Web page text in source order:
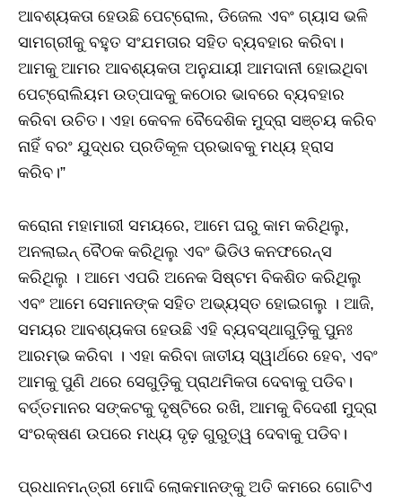
ଆବଶ୍ୟକତା ହେଉଛି ପେଟ୍ରୋଲ, ଡିଜେଲ ଏବଂ ଗ୍ୟାସ ଭଳି
ସାମଗ୍ରୀକୁ ବହୁତ ସଂଯମତାର ସହିତ ବ୍ୟବହାର କରିବା।
ଆମକୁ ଆମର ଆବଶ୍ୟକତା ଅନୁଯାୟୀ ଆମଦାନୀ ହୋଇଥିବା
ପେଟ୍ରୋଲିୟମ ଉତ୍ପାଦକୁ କଠୋର ଭାବରେ ବ୍ୟବହାର
କରିବା ଉଚିତ। ଏହା କେବଳ ବୈଦେଶିକ ମୁଦ୍ରା ସଞ୍ଚୟ କରିବ
ନାହିଁ ବରଂ ଯୁଦ୍ଧର ପ୍ରତିକୂଳ ପ୍ରଭାବକୁ ମଧ୍ୟ ହ୍ରାସ
କରିବ।”
କରୋନା ମହାମାରୀ ସମୟରେ, ଆମେ ଘରୁ କାମ କରିଥିଲୁ,
ଅନଲାଇନ୍ ବୈଠକ କରିଥିଲୁ ଏବଂ ଭିଡିଓ କନଫରେନ୍ସ
କରିଥିଲୁ । ଆମେ ଏପରି ଅନେକ ସିଷ୍ଟମ ବିକଶିତ କରିଥିଲୁ
ଏବଂ ଆମେ ସେମାନଙ୍କ ସହିତ ଅଭ୍ୟସ୍ତ ହୋଇଗଲୁ । ଆଜି,
ସମୟର ଆବଶ୍ୟକତା ହେଉଛି ଏହି ବ୍ୟବସ୍ଥାଗୁଡ଼ିକୁ ପୁନଃ
ଆରମ୍ଭ କରିବା । ଏହା କରିବା ଜାତୀୟ ସ୍ୱାର୍ଥରେ ହେବ, ଏବଂ
ଆମକୁ ପୁଣି ଥରେ ସେଗୁଡ଼ିକୁ ପ୍ରାଥମିକତା ଦେବାକୁ ପଡିବ।
ବର୍ତ୍ତମାନର ସଙ୍କଟକୁ ଦୃଷ୍ଟିରେ ରଖି, ଆମକୁ ବିଦେଶୀ ମୁଦ୍ରା
ସଂରକ୍ଷଣ ଉପରେ ମଧ୍ୟ ଦୃଢ଼ ଗୁରୁତ୍ୱ ଦେବାକୁ ପଡିବ।
ପ୍ରଧାନମନ୍ତ୍ରୀ ମୋଦି ଲୋକମାନଙ୍କୁ ଅତି କମରେ ଗୋଟିଏ